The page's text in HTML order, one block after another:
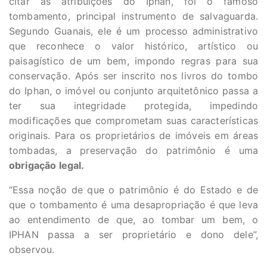
tombamento, principal instrumento de salvaguarda.
Segundo Guanais, ele é um processo administrativo
que reconhece o valor histórico, artístico ou
paisagístico de um bem, impondo regras para sua
conservação. Após ser inscrito nos livros do tombo
do Iphan, o imóvel ou conjunto arquitetônico passa a
ter sua integridade protegida, impedindo
modificações que comprometam suas características
originais. Para os proprietários de imóveis em áreas
tombadas, a preservação do patrimônio é uma
obrigação legal.
“Essa noção de que o patrimônio é do Estado e de
que o tombamento é uma desapropriação é que leva
ao entendimento de que, ao tombar um bem, o
IPHAN passa a ser proprietário e dono dele”,
observou.